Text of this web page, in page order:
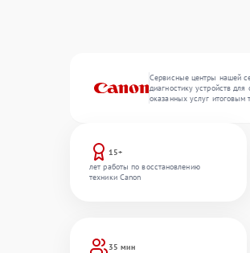
Сервисные центры нашей
диагностику устройств
оказанных услуг итоговым
15+
лет работы по восстановлению
техники Canon
35 мин